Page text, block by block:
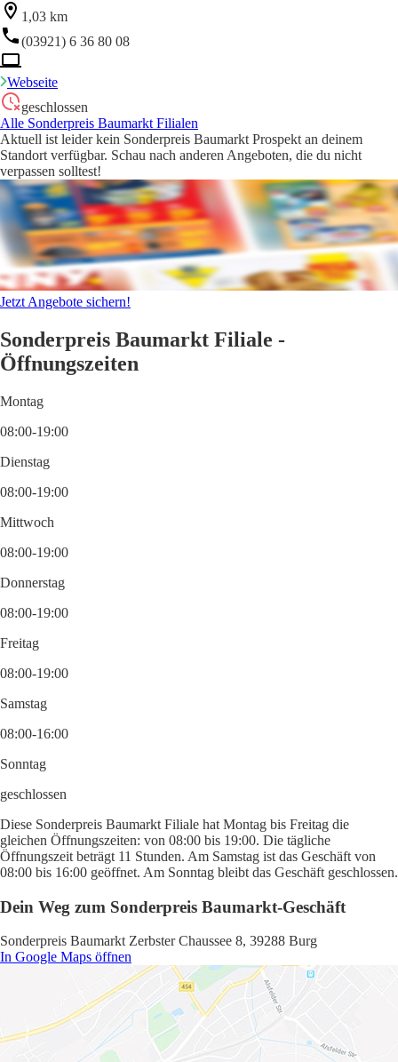
1,03 km
(03921) 6 36 80 08
Webseite
geschlossen
Alle Sonderpreis Baumarkt Filialen
Aktuell ist leider kein Sonderpreis Baumarkt Prospekt an deinem
Standort verfügbar. Schau nach anderen Angeboten, die du nicht
verpassen solltest!
Jetzt Angebote sichern!
Sonderpreis Baumarkt Filiale -
Öffnungszeiten
Montag
08:00-19:00
Dienstag
08:00-19:00
Mittwoch
08:00-19:00
Donnerstag
08:00-19:00
Freitag
08:00-19:00
Samstag
08:00-16:00
Sonntag
geschlossen
Diese Sonderpreis Baumarkt Filiale hat Montag bis Freitag die
gleichen Öffnungszeiten: von 08:00 bis 19:00. Die tägliche
Öffnungszeit beträgt 11 Stunden. Am Samstag ist das Geschäft von
08:00 bis 16:00 geöffnet. Am Sonntag bleibt das Geschäft geschlossen.
Dein Weg zum Sonderpreis Baumarkt-Geschäft
Sonderpreis Baumarkt Zerbster Chaussee 8, 39288 Burg
In Google Maps öffnen